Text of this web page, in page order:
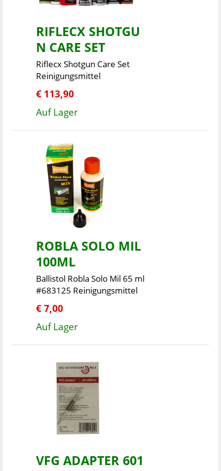
RIFLECX SHOTGU
N CARE SET
Riflecx Shotgun Care Set
Reinigungsmittel
€ 113,90
Auf Lager
ROBLA SOLO MIL
100ML
Ballistol Robla Solo Mil 65 ml
#683125 Reinigungsmittel
€ 7,00
Auf Lager
VFG ADAPTER 601